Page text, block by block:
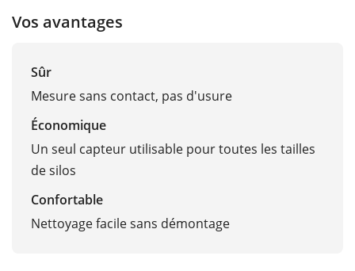
Vos avantages
Sûr
Mesure sans contact, pas d'usure
Économique
Un seul capteur utilisable pour toutes les tailles
de silos
Confortable
Nettoyage facile sans démontage